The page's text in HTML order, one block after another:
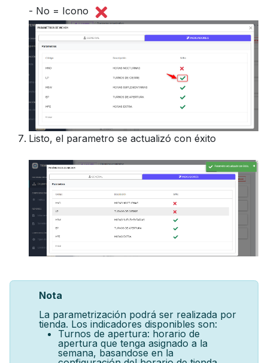
- No = Icono
Listo, el parametro se actualizó con éxito
Nota
La parametrización podrá ser realizada por
tienda. Los indicadores disponibles son:
Turnos de apertura: horario de
apertura que tenga asignado a la
semana, basandose en la